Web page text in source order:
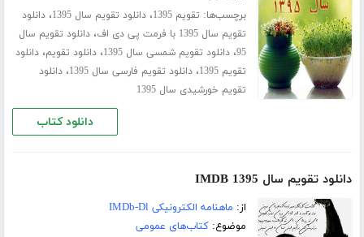
برچسب‌ها: تقویم 1395 ،دانلود تقویم سال 1395 ،دانلود
تقویم سال 1395 با فرمت پی دی اف
،دانلود تقویم سال
95،دانلود تقویم شمسی سال 1395 ،دانلود تقویم،دانلود
تقویم 1395
،دانلود تقویم فارسی سال 1395 ،دانلود
تقویم خورشیدی سال 1395
دانلود کتاب
دانلود تقویم سال 1395 IMDB
از: ماهنامه الکترونیکی IMDb-Dl
موضوع:کتاب‌های عمومی